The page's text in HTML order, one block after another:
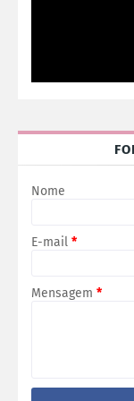
Nome
E-mail *
Mensagem *